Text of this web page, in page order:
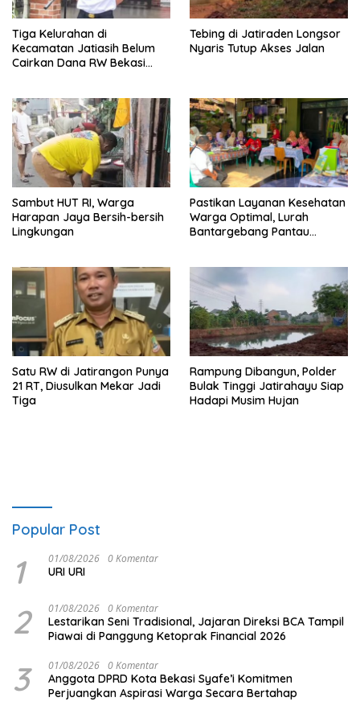
Tiga Kelurahan di
Kecamatan Jatiasih Belum
Cairkan Dana RW Bekasi
Tebing di Jatiraden Longsor
Nyaris Tutup Akses Jalan
Sambut HUT RI, Warga
Harapan Jaya Bersih-bersih
Lingkungan
Pastikan Layanan Kesehatan
Warga Optimal, Lurah
Bantargebang Pantau
Satu RW di Jatirangon Punya
21 RT, Diusulkan Mekar Jadi
Tiga
Rampung Dibangun, Polder
Bulak Tinggi Jatirahayu Siap
Hadapi Musim Hujan
Popular Post
1 01/08/2026 0 Komentar
URI URI
2 01/08/2026 0 Komentar
Lestarikan Seni Tradisional, Jajaran Direksi BCA Tampil
Piawai di Panggung Ketoprak Financial 2026
3 01/08/2026 0 Komentar
Anggota DPRD Kota Bekasi Syafe’i Komitmen
Perjuangkan Aspirasi Warga Secara Bertahap